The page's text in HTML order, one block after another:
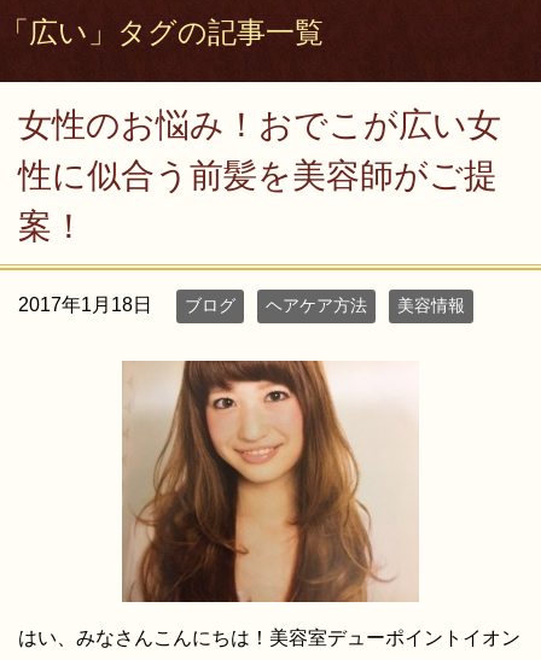
「広い」タグの記事一覧
女性のお悩み！おでこが広い女
性に似合う前髪を美容師がご提
案！
2017年1月18日 ブログ ヘアケア方法 美容情報
はい、みなさんこんにちは！美容室デューポイントイオン